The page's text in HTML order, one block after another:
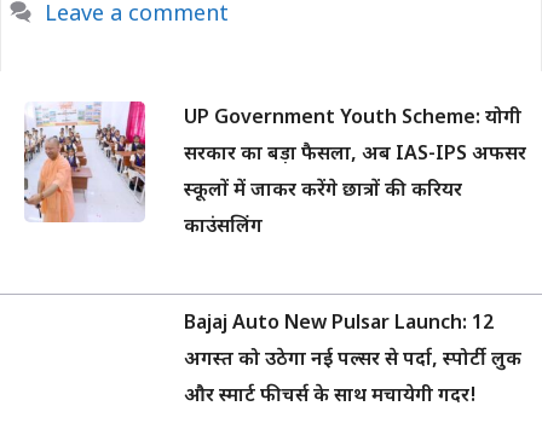
Leave a comment
UP Government Youth Scheme: योगी
सरकार का बड़ा फैसला, अब IAS-IPS अफसर
स्कूलों में जाकर करेंगे छात्रों की करियर
काउंसलिंग
Bajaj Auto New Pulsar Launch: 12
अगस्त को उठेगा नई पल्सर से पर्दा, स्पोर्टी लुक
और स्मार्ट फीचर्स के साथ मचायेगी गदर!